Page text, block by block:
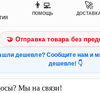
👨‍💻
ПОМОЩЬ
🚀
🤝 Отправка товара без
дешевле? Сообщите нам и
дешевле! 👇
Мы на связи!